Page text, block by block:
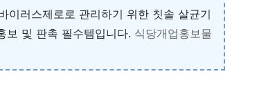
이러스제로로 관리하기 위한 칫솔 살균기
보 및 판촉 필수템입니다. 식당개업홍보물